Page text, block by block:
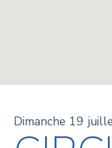
Dimanche 19